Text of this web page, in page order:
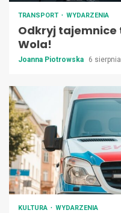
TRANSPORT WYDARZENIA
Odkryj tajemnice
Wola!
Joanna Piotrowska 6
KULTURA WYDARZENIA